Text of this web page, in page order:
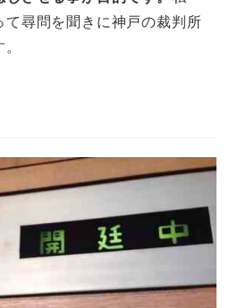
て尋問を聞きに神戸の裁判所